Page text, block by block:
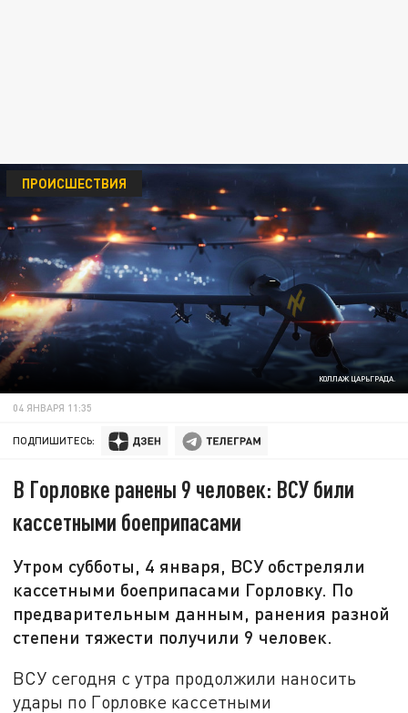
КОЛЛАЖ ЦАРЬГРАДА.
ПРОИСШЕСТВИЯ
04 ЯНВАРЯ 11:35
ПОДПИШИТЕСЬ:
В Горловке ранены 9 человек: ВСУ били
кассетными боеприпасами
Утром субботы, 4 января, ВСУ обстреляли
кассетными боеприпасами Горловку. По
предварительным данным, ранения разной
степени тяжести получили 9 человек.
ВСУ сегодня с утра продолжили наносить
удары по Горловке кассетными